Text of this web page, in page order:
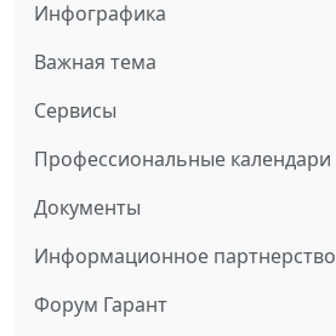
Инфографика
Важная тема
Сервисы
Профессиональные календари
Документы
Информационное партнерство
Форум Гарант